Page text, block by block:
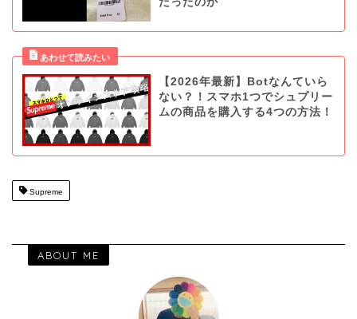
【2026年最新】Botなんていら
ない？！スマホ1つでシュプリー
ムの商品を購入する4つの方法！
Supreme
ABOUT ME